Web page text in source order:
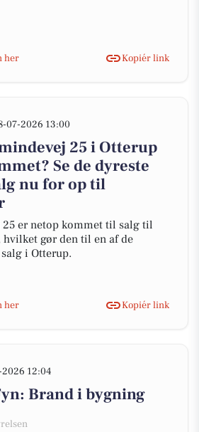
her
Kopiér link
07-2026 13:00
25 i Otterup
Se de dyreste
nu for op til
er netop kommet til salg til
gør den til en af de
i Otterup.
her
Kopiér link
12:04
Brand i bygning